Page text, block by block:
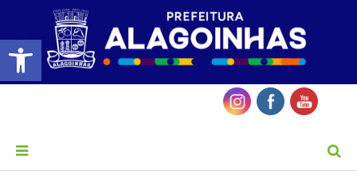
Barra de Ferramentas Aberta